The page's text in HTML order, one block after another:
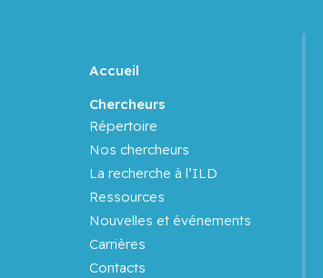
Accueil
Chercheurs
Répertoire
Nos chercheurs
La recherche à l’ILD
Ressources
Nouvelles et événements
Carrières
Contacts